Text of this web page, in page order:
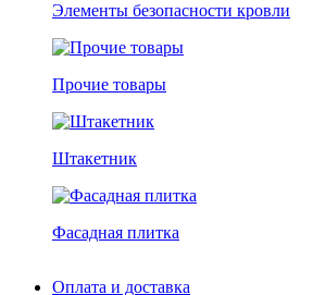
Элементы безопасности кровли
Прочие товары
Штакетник
Фасадная плитка
Оплата и доставка